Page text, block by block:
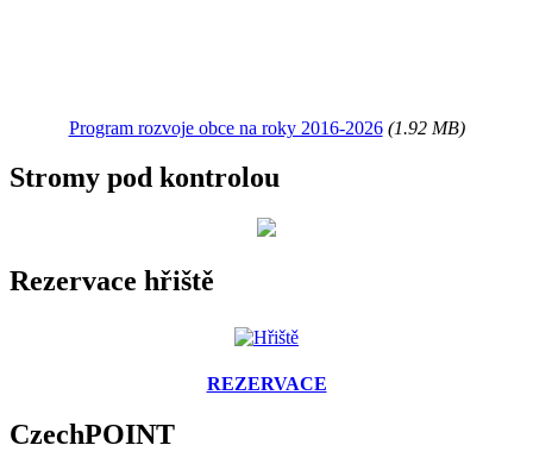
Program rozvoje obce na roky 2016-2026(1.92 MB)
Stromy pod kontrolou
Rezervace hřiště
REZERVACE
CzechPOINT